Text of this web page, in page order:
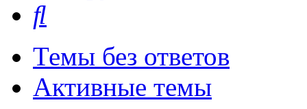
Темы без ответов
Активные темы